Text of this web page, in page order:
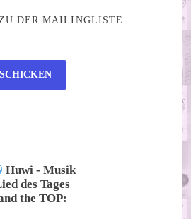
DER MAILINGLISTE
Huwi - Musik
des Tages
the TOP: